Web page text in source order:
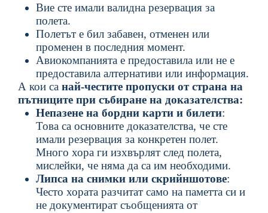
Вие сте имали валидна резервация за
полета.
Полетът е бил забавен, отменен или
променен в последния момент.
Авиокомпанията е предоставила или не е
предоставила алтернативи или информация.
А кои са най-честите пропуски от страна на
пътниците при събиране на доказателства:
Непазене на бордни карти и билети:
Това са основните доказателства, че сте
имали резервация за конкретен полет.
Много хора ги изхвърлят след полета,
мислейки, че няма да са им необходими.
Липса на снимки или скрийншотове:
Често хората разчитат само на паметта си и
не документират съобщенията от